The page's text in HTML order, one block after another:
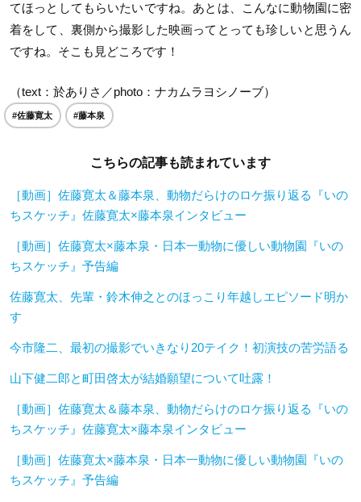
てほっとしてもらいたいですね。あとは、こんなに動物園に密
着をして、裏側から撮影した映画ってとっても珍しいと思うん
ですね。そこも見どころです！
（text：於ありさ／photo：ナカムラヨシノーブ）
#佐藤寛太 #藤本泉
こちらの記事も読まれています
［動画］佐藤寛太＆藤本泉、動物だらけのロケ振り返る『いの
ちスケッチ』佐藤寛太×藤本泉インタビュー
［動画］佐藤寛太×藤本泉・日本一動物に優しい動物園『いの
ちスケッチ』予告編
佐藤寛太、先輩・鈴木伸之とのほっこり年越しエピソード明か
す
今市隆二、最初の撮影でいきなり20テイク！初演技の苦労語る
山下健二郎と町田啓太が結婚願望について吐露！
［動画］佐藤寛太＆藤本泉、動物だらけのロケ振り返る『いの
ちスケッチ』佐藤寛太×藤本泉インタビュー
［動画］佐藤寛太×藤本泉・日本一動物に優しい動物園『いの
ちスケッチ』予告編